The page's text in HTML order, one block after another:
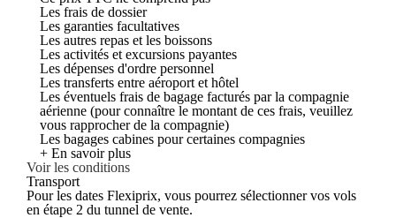
Les frais de dossier
Les garanties facultatives
Les autres repas et les boissons
Les activités et excursions payantes
Les dépenses d'ordre personnel
Les transferts entre aéroport et hôtel
Les éventuels frais de bagage facturés par la compagnie
aérienne (pour connaître le montant de ces frais, veuillez
vous rapprocher de la compagnie)
Les bagages cabines pour certaines compagnies
+ En savoir plus
Voir les conditions
Transport
Pour les dates Flexiprix, vous pourrez sélectionner vos vols
en étape 2 du tunnel de vente.